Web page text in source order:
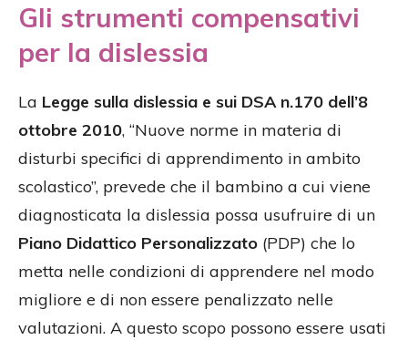
Gli strumenti compensativi
per la dislessia
La Legge sulla dislessia e sui DSA n.170 dell’8
ottobre 2010, “Nuove norme in materia di
disturbi specifici di apprendimento in ambito
scolastico”, prevede che il bambino a cui viene
diagnosticata la dislessia possa usufruire di un
Piano Didattico Personalizzato (PDP) che lo
metta nelle condizioni di apprendere nel modo
migliore e di non essere penalizzato nelle
valutazioni. A questo scopo possono essere usati